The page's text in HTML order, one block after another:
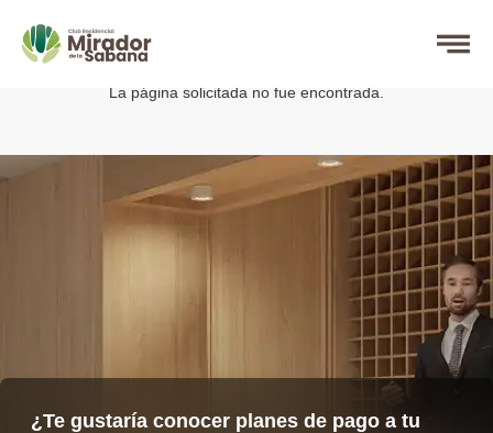
Página no encontrada
La página solicitada no fue encontrada.
¿Te gustaría conocer planes de pago a tu